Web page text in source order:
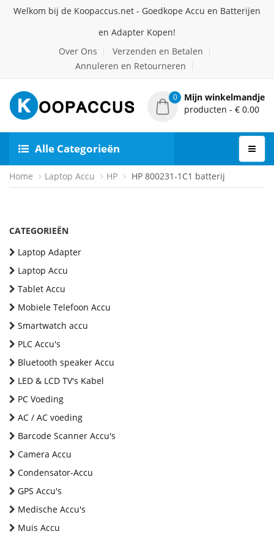
Welkom bij de Koopaccus.net - Goedkope Accu en Batterijen
en Adapter Kopen!
Over Ons
Verzenden en Betalen
Annuleren en Retourneren
0
Mijn winkelmandje
producten - € 0.00
Alle Categorieën
Home Laptop Accu HP HP 800231-1C1 batterij
CATEGORIEËN
Laptop Adapter
Laptop Accu
Tablet Accu
Mobiele Telefoon Accu
Smartwatch accu
PLC Accu's
Bluetooth speaker Accu
LED & LCD TV's Kabel
PC Voeding
AC / AC voeding
Barcode Scanner Accu's
Camera Accu
Condensator-Accu
GPS Accu's
Medische Accu's
Muis Accu